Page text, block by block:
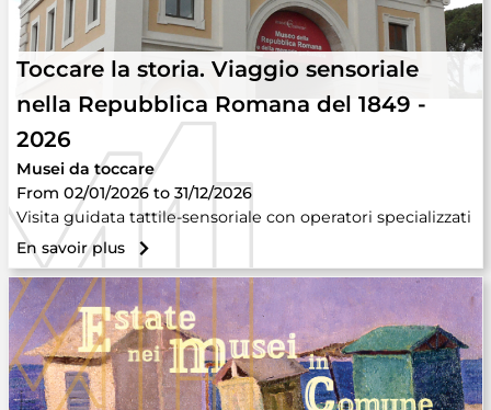
Toccare la storia. Viaggio sensoriale
nella Repubblica Romana del 1849 -
2026
Musei da toccare
From 02/01/2026 to 31/12/2026
Visita guidata tattile-sensoriale con operatori specializzati
En savoir plus